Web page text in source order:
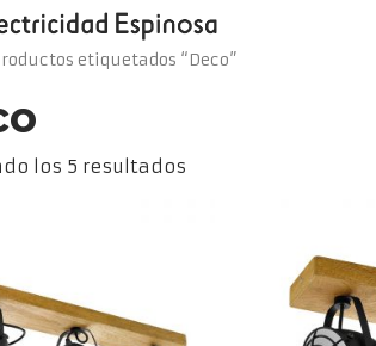
etiquetados “Deco”
los 5 resultados